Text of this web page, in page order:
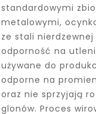
standardowymi
metalowymi,
ze stali
odporność na
używane do
odporne na
oraz nie sprzyjają
glonów. Proces